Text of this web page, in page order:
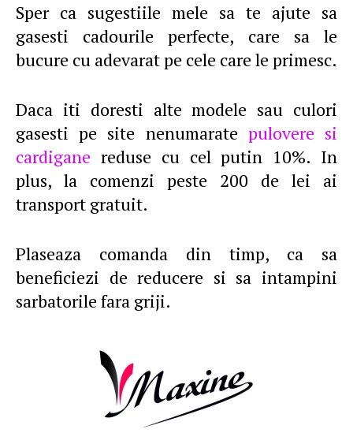
Sper ca sugestiile mele sa te ajute sa
gasesti cadourile perfecte, care sa le
bucure cu adevarat pe cele care le primesc.
Daca iti doresti alte modele sau culori
gasesti pe site nenumarate pulovere si
cardigane reduse cu cel putin 10%. In
plus, la comenzi peste 200 de lei ai
transport gratuit.
Plaseaza comanda din timp, ca sa
beneficiezi de reducere si sa intampini
sarbatorile fara griji.